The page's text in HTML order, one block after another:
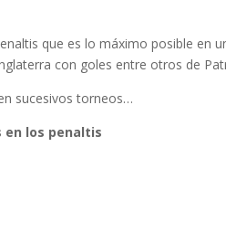
que es lo máximo posible en
con goles entre otros de
sucesivos torneos…
en los penaltis